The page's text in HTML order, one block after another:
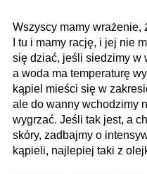
Wszyscy mamy wrażenie,
I tu i mamy rację, i jej nie
się dziać, jeśli siedzimy w
a woda ma temperaturę
kąpiel mieści się w
ale do wanny wchodzimy
wygrzać. Jeśli tak jest, a
skóry, zadbajmy o
kąpieli, najlepiej taki z